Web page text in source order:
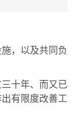
，以及共同负
十年、而又已
有限度改善工